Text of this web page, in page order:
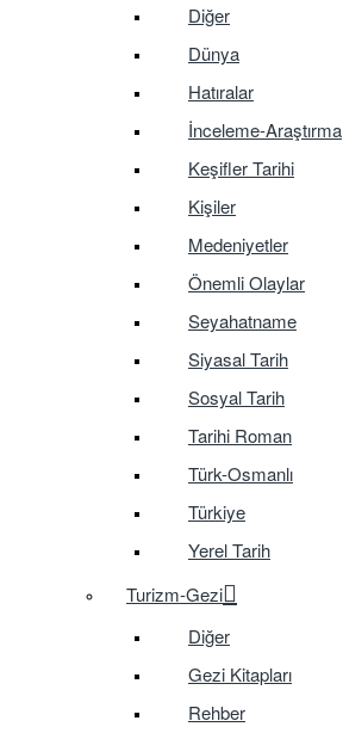
Diğer
Dünya
Hatıralar
İnceleme-Araştırma
Keşifler Tarihi
Kişiler
Medeniyetler
Önemli Olaylar
Seyahatname
Siyasal Tarih
Sosyal Tarih
Tarihi Roman
Türk-Osmanlı
Türkiye
Yerel Tarih
Turizm-Gezi
Diğer
Gezi Kitapları
Rehber